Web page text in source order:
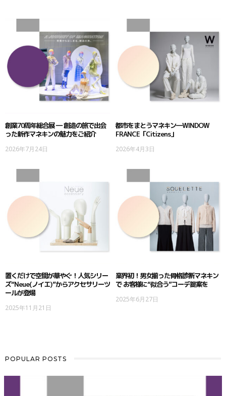
創業70周年総合展 ― 創造の旅で出会
った新作マネキンの魅力をご紹介
2026年7月24日
都市をまとうマネキン―WINDOW
FRANCE「Citizens」
2026年4月3日
置くだけで空間が華やぐ！人気シリー
ズ“Neue(ノイエ)”からアクセサリーツ
ールが登場
2025年11月21日
業界初！男女揃った骨格診断マネキン
で お客様に“似合う”コーデ提案を
2025年6月27日
POPULAR POSTS